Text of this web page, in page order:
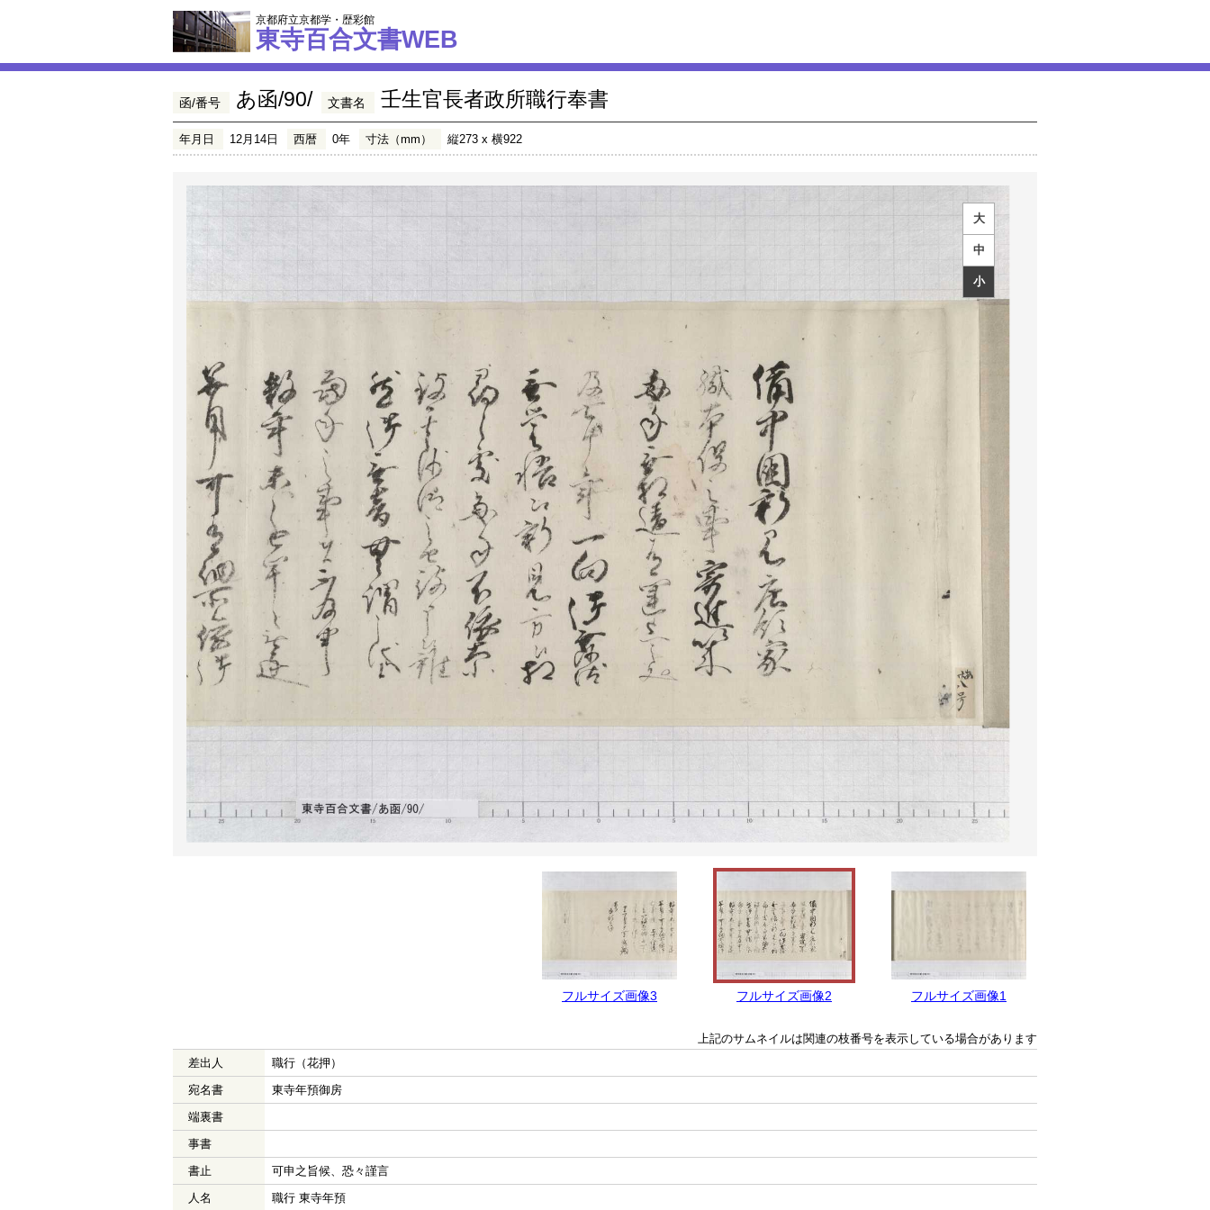
京都府立京都学・歴彩館
東寺百合文書WEB
函/番号 あ函/90/ 文書名 壬生官長者政所職行奉書
年月日 12月14日 西暦 0年 寸法（mm） 縦273 x 横922
大
中
小
フルサイズ画像3 フルサイズ画像2 フルサイズ画像1
上記のサムネイルは関連の枝番号を表示している場合があります
差出人
職行（花押）
宛名書
東寺年預御房
端裏書
事書
書止
可申之旨候、恐々謹言
人名
職行 東寺年預